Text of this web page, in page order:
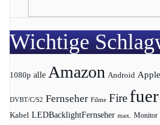
Wichtige
1080p alle Amazon Android Apple
DVBT/C/S2 Fernseher Filme Fire fuer
Kabel LEDBacklightFernseher max. Monitor